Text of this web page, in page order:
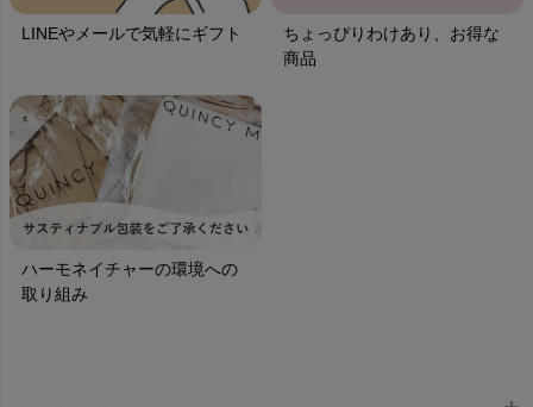
LINEやメールで気軽にギフト
ちょっぴりわけあり、お得な
商品
ハーモネイチャーの環境への
取り組み